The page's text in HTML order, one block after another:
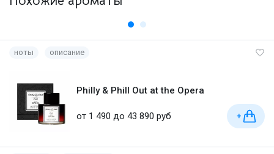
ноты описание
Philly & Phill Out at the Opera
от 1 490 до 43 890 руб +